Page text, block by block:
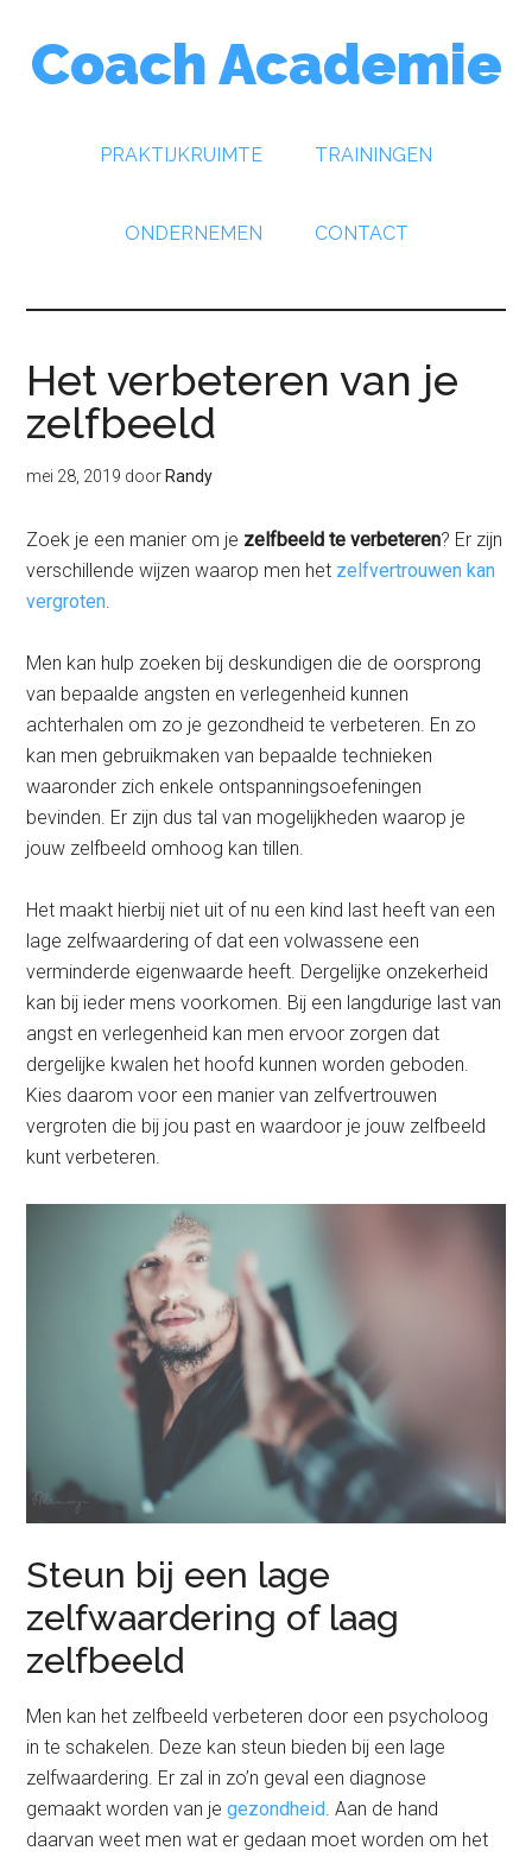
Coach Academie
PRAKTIJKRUIMTE TRAININGEN
ONDERNEMEN CONTACT
Het verbeteren van je
zelfbeeld
mei 28, 2019 door Randy
Zoek je een manier om je zelfbeeld te verbeteren? Er zijn
verschillende wijzen waarop men het zelfvertrouwen kan
vergroten.
Men kan hulp zoeken bij deskundigen die de oorsprong
van bepaalde angsten en verlegenheid kunnen
achterhalen om zo je gezondheid te verbeteren. En zo
kan men gebruikmaken van bepaalde technieken
waaronder zich enkele ontspanningsoefeningen
bevinden. Er zijn dus tal van mogelijkheden waarop je
jouw zelfbeeld omhoog kan tillen.
Het maakt hierbij niet uit of nu een kind last heeft van een
lage zelfwaardering of dat een volwassene een
verminderde eigenwaarde heeft. Dergelijke onzekerheid
kan bij ieder mens voorkomen. Bij een langdurige last van
angst en verlegenheid kan men ervoor zorgen dat
dergelijke kwalen het hoofd kunnen worden geboden.
Kies daarom voor een manier van zelfvertrouwen
vergroten die bij jou past en waardoor je jouw zelfbeeld
kunt verbeteren.
Steun bij een lage
zelfwaardering of laag
zelfbeeld
Men kan het zelfbeeld verbeteren door een psycholoog
in te schakelen. Deze kan steun bieden bij een lage
zelfwaardering. Er zal in zo’n geval een diagnose
gemaakt worden van jegezondheid. Aan de hand
daarvan weet men wat er gedaan moet worden om het